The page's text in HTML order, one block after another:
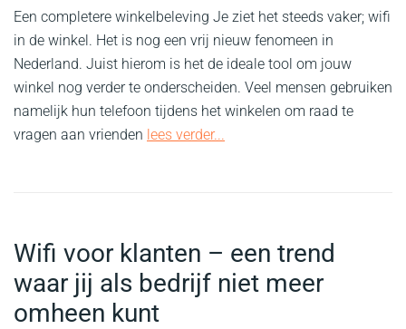
Een completere winkelbeleving Je ziet het steeds vaker; wifi
in de winkel. Het is nog een vrij nieuw fenomeen in
Nederland. Juist hierom is het de ideale tool om jouw
winkel nog verder te onderscheiden. Veel mensen gebruiken
namelijk hun telefoon tijdens het winkelen om raad te
vragen aan vrienden lees verder...
Wifi voor klanten – een trend
waar jij als bedrijf niet meer
omheen kunt